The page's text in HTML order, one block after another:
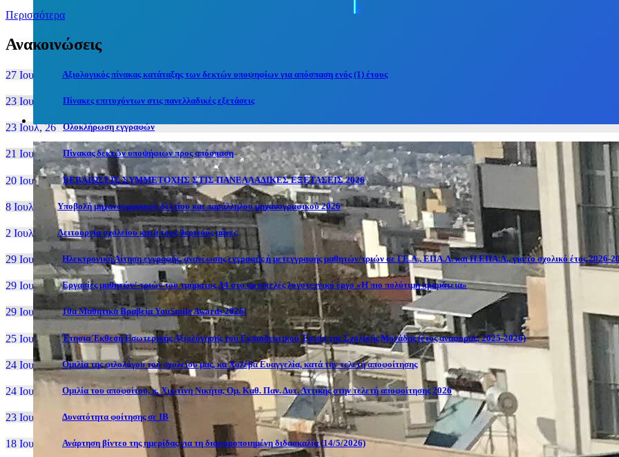
Περισσότερα
Ανακοινώσεις
27 Ιουν, 26 Αξιολογικός πίνακας κατάταξης των δεκτών υποψηφίων για απόσπαση ενός (1) έτους
23 Ιουλ, 26 Πίνακες επιτυχόντων στις πανελλαδικές εξετάσεις
23 Ιουλ, 26 Ολοκλήρωση εγγραφών
21 Ιουλ, 26 Πίνακας δεκτών υποψήφιων προς απόσπαση
20 Ιουλ, 26 ΒΕΒΑΙΩΣΕΙΣ ΣΥΜΜΕΤΟΧΗΣ ΣΤΙΣ ΠΑΝΕΛΛΑΔΙΚΕΣ ΕΞΕΤΑΣΕΙΣ 2026
8 Ιουλ, 26 Υποβολή μηχανογραφικού δελτίου και παράλληλου μηχανογραφικού 2026
2 Ιουλ, 26 Λειτουργία σχολείου κατά τους θερινούς μήνες
29 Ιουν, 26 Ηλεκτρονική Αίτηση εγγραφής, ανανέωσης εγγραφής ή μετεγγραφής μαθητών/τριών σε ΓΕ.Λ., ΕΠΑ.Λ. και Π.ΕΠΑ.Λ., για το σχολικό έτος 2026-
29 Ιουν, 26 Εργασίες μαθητών/-τριών του τμήματος Α4 στο αυτοτελές λογοτεχνικό έργο «Η πιο πολύτιμη πραμάτεια»
29 Ιουν, 26 10α Μαθητικά Βραβεία YouSmile Awards 2026!
25 Ιουν, 26 Έτησια Έκθεση Εσωτερικής Αξιολόγησης του Εκπαιδευτικού Έργου της Σχολικής Μονάδας (έτος αναφοράς: 2025-2026)
24 Ιουν, 26 Ομιλία της φιλολόγου του σχολείου μας, κα Χολέβα Ευαγγελία, κατά την τελετή αποφοίτησης
24 Ιουν, 26 Ομιλία του αποφοίτου, κ. Χιωτίνη Νικήτα, Ομ. Καθ. Παν. Δυτ. Αττικής στην τελετή αποφοίτησης 2026
23 Ιουν, 26 Δυνατότητα φοίτησης σε ΙΒ
18 Ιουν, 26 Ανάρτηση βίντεο της ημερίδας για τη διαφοροποιημένη διδασκαλία (14/5/2026)